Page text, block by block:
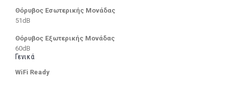
Θόρυβος Εσωτερικής Μονάδας
51dB
Θόρυβος Εξωτερικής Μονάδας
60dB
Γενικά
WiFi Ready